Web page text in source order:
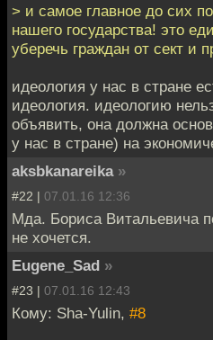
> и самое главное до сих
нашего государства! это
уберечь граждан от сект и
идеология у нас в стране
идеология. идеологию
объявить, она должна
у нас в стране) на
aksbkanareika »
#22 | 07.01.16 12:36
Мда. Бориса Витальевича
не хочется.
Eugene_Sad »
#23 | 07.01.16 12:43
Кому: Sha-Yulin, #8